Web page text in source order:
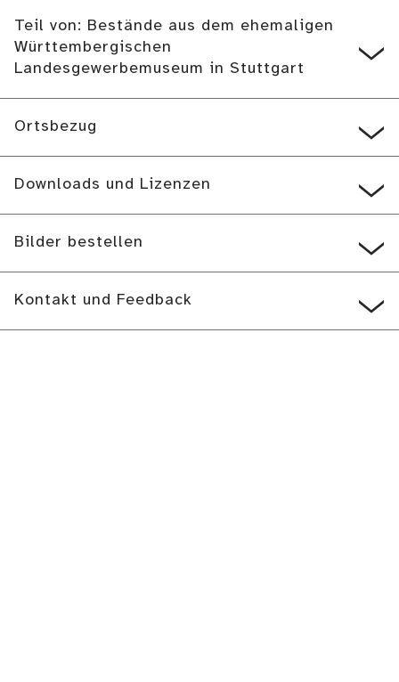
Teil von: Bestände aus dem ehemaligen
Württembergischen
Landesgewerbemuseum in Stuttgart
Ortsbezug
Downloads und Lizenzen
Bilder bestellen
Kontakt und Feedback